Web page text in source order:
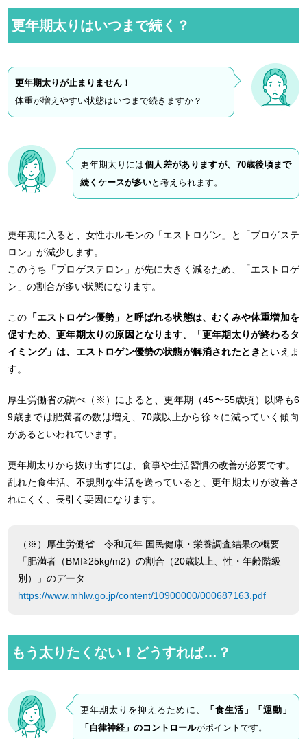
更年期太りはいつまで続く？
更年期太りが止まりません！
体重が増えやすい状態はいつまで続きますか？
更年期太りには個人差がありますが、70歳後頃まで
続くケースが多いと考えられます。
更年期に入ると、女性ホルモンの「エストロゲン」と「プロゲステ
ロン」が減少します。
このうち「プロゲステロン」が先に大きく減るため、「エストロゲ
ン」の割合が多い状態になります。
この 「エストロゲン優勢」と呼ばれる状態は、むくみや体重増加を
促すため、更年期太りの原因となります。「更年期太りが終わるタ
イミング」は、エストロゲン優勢の状態が解消されたとき といえま
す。
厚生労働省の調べ（※）によると、更年期（45〜55歳頃）以降も6
9歳までは肥満者の数は増え、70歳以上から徐々に減っていく傾向
があるといわれています。
更年期太りから抜け出すには、食事や生活習慣の改善が必要です。
乱れた食生活、不規則な生活を送っていると、更年期太りが改善さ
れにくく、長引く要因になります。
（※）厚生労働省 令和元年 国民健康・栄養調査結果の概要
「肥満者（BMI≧25kg/m2）の割合（20歳以上、性・年齢階級
別）」のデータ
https://www.mhlw.go.jp/content/10900000/000687163.pdf
もう太りたくない！どうすれば…？
更年期太りを抑えるために、
「食生活」「運動」
「自律神経」のコントロールがポイントです。